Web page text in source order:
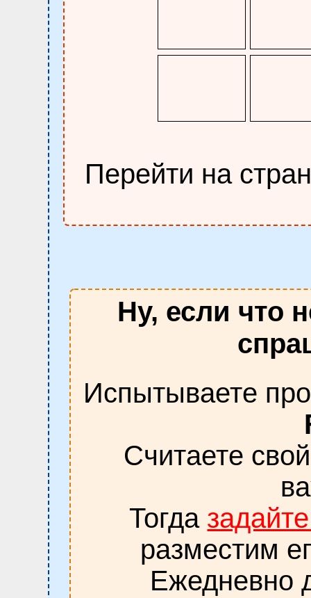
Перейти на
Ну, если что
Испытываете
Считаете
Тогда
разместим
Ежедневно